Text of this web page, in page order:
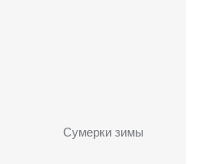
Сумерки зимы